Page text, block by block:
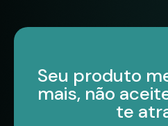
Seu produto
mais, não
te